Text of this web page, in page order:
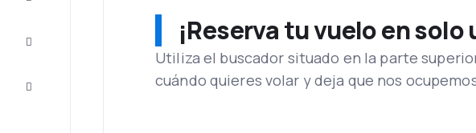
¡Reserva tu vuelo en
Utiliza el buscador situado en la parte
cuándo quieres volar y deja que nos